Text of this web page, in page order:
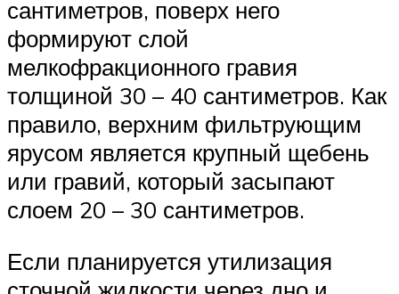
сантиметров, поверх него
формируют слой
мелкофракционного гравия
толщиной 30 – 40 сантиметров. Как
правило, верхним фильтрующим
ярусом является крупный щебень
или гравий, который засыпают
слоем 20 – 30 сантиметров.
Если планируется утилизация